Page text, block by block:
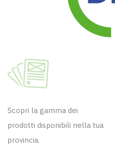
Scopri la gamma dei
prodotti disponibili nella tua
provincia.